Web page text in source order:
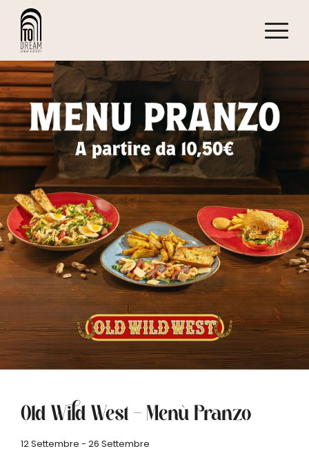
Old Wild West – Menù Pranzo
12 Settembre - 26 Settembre